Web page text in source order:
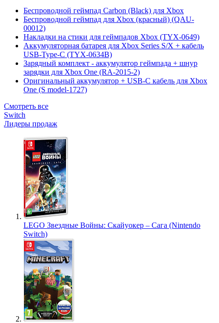
Беспроводной геймпад Carbon (Black) для Xbox
Беспроводной геймпад для Xbox (красный) (QAU-
00012)
Накладки на стики для геймпадов Xbox (TYX-0649)
Аккумуляторная батарея для Xbox Series S/X + кабель
USB-Type-C (TYX-0634B)
Зарядный комплект - аккумулятор геймпада + шнур
зарядки для Xbox One (RA-2015-2)
Оригинальный аккумулятор + USB-C кабель для Xbox
One (S model-1727)
Смотреть все
Switch
Лидеры продаж
LEGO Звездные Войны: Скайуокер – Сага (Nintendo
Switch)